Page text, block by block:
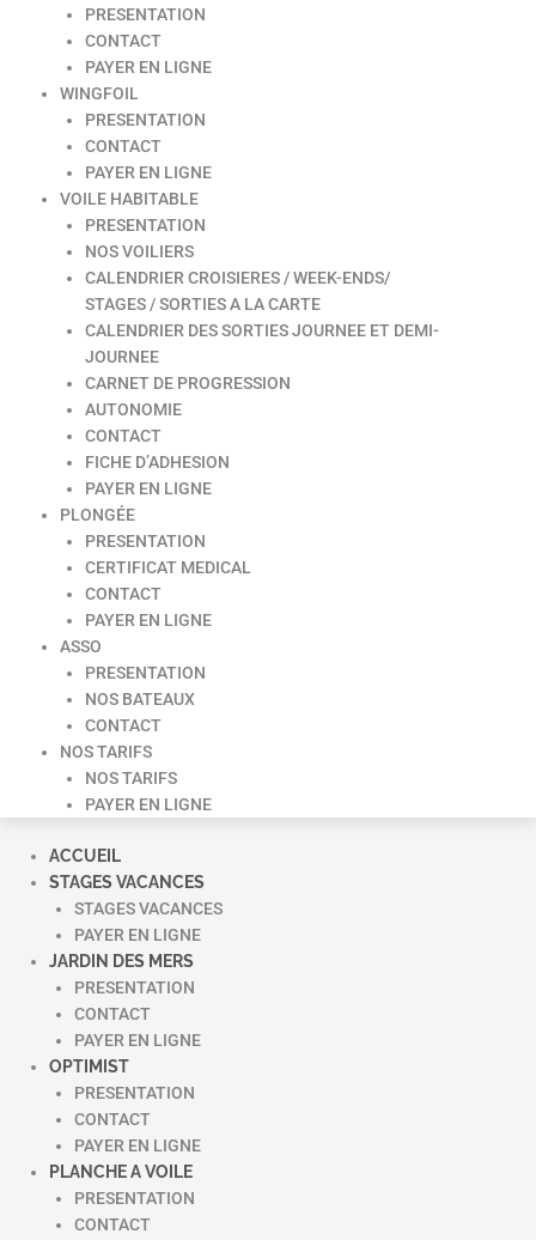
PRESENTATION
CONTACT
PAYER EN LIGNE
WINGFOIL
PRESENTATION
CONTACT
PAYER EN LIGNE
VOILE HABITABLE
PRESENTATION
NOS VOILIERS
CALENDRIER CROISIERES / WEEK-ENDS/
STAGES / SORTIES A LA CARTE
CALENDRIER DES SORTIES JOURNEE ET DEMI-
JOURNEE
CARNET DE PROGRESSION
AUTONOMIE
CONTACT
FICHE D’ADHESION
PAYER EN LIGNE
PLONGÉE
PRESENTATION
CERTIFICAT MEDICAL
CONTACT
PAYER EN LIGNE
ASSO
PRESENTATION
NOS BATEAUX
CONTACT
NOS TARIFS
NOS TARIFS
PAYER EN LIGNE
ACCUEIL
STAGES VACANCES
STAGES VACANCES
PAYER EN LIGNE
JARDIN DES MERS
PRESENTATION
CONTACT
PAYER EN LIGNE
OPTIMIST
PRESENTATION
CONTACT
PAYER EN LIGNE
PLANCHE A VOILE
PRESENTATION
CONTACT